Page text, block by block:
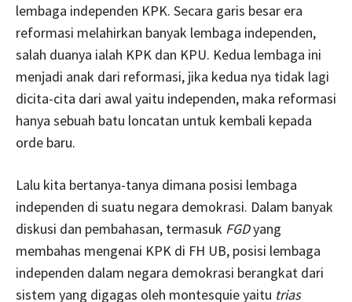
lembaga independen KPK. Secara garis besar era
reformasi melahirkan banyak lembaga independen,
salah duanya ialah KPK dan KPU. Kedua lembaga ini
menjadi anak dari reformasi, jika kedua nya tidak lagi
dicita-cita dari awal yaitu independen, maka reformasi
hanya sebuah batu loncatan untuk kembali kepada
orde baru.
Lalu kita bertanya-tanya dimana posisi lembaga
independen di suatu negara demokrasi. Dalam banyak
diskusi dan pembahasan, termasuk FGDyang
membahas mengenai KPK di FH UB, posisi lembaga
independen dalam negara demokrasi berangkat dari
sistem yang digagas oleh montesquie yaitu trias